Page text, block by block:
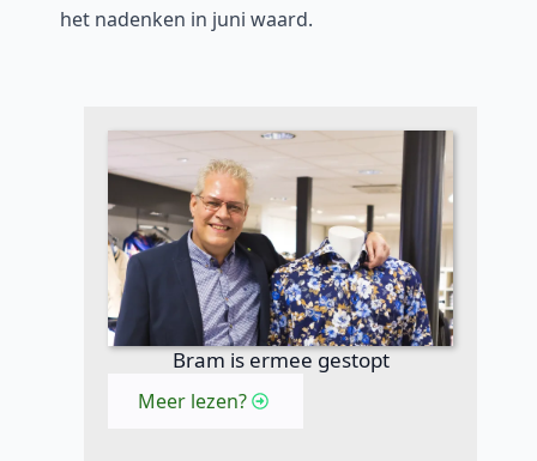
het nadenken in juni waard.
Bram is ermee gestopt
Meer lezen?